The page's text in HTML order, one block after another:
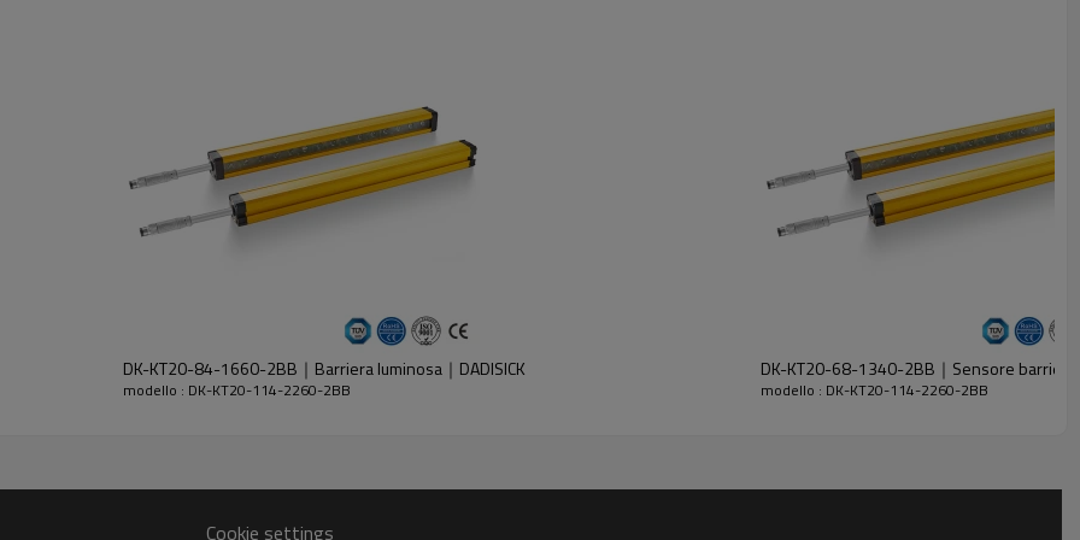
dell'emettitore e del ricevitore.
DK-KT20-84-1660-2BB｜Barriera luminosa｜DADISICK
modello : DK-KT20-114-2260-2BB
DK-KT20-68-1340-2BB｜Sensore barriera
modello : DK-KT20-114-2260-2BB
Cookie settings